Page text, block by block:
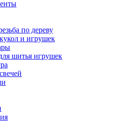
по дереву
и игрушек
шитья игрушек